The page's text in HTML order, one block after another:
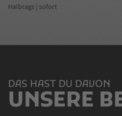
Halbtags | sofort
DAS HAST DU DAVON
UNSERE